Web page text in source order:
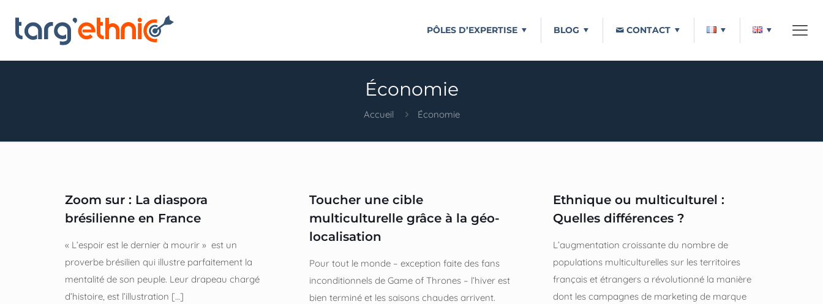
PÔLES D’EXPERTISE BLOG CONTACT
Économie
Accueil Économie
Zoom sur : La diaspora
brésilienne en France
« L’espoir est le dernier à mourir » est un
proverbe brésilien qui illustre parfaitement la
mentalité de son peuple. Leur drapeau chargé
d’histoire, est l’illustration […]
Toucher une cible
multiculturelle grâce à la géo-
localisation
Pour tout le monde – exception faite des fans
inconditionnels de Game of Thrones – l’hiver est
bien terminé et les saisons chaudes arrivent.
Ethnique ou multiculturel :
Quelles différences ?
L’augmentation croissante du nombre de
populations multiculturelles sur les territoires
français et étrangers a révolutionné la manière
dont les campagnes de marketing de marque